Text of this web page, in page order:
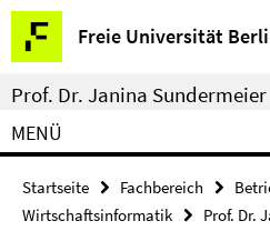
Springe
direkt
zu
Inhalt
Freie Universität
Service-
Navigation
Prof. Dr. Janina Sundermeier
MENÜ
Startseite Fachbereich
Wirtschaftsinformatik
Prof. Dr.